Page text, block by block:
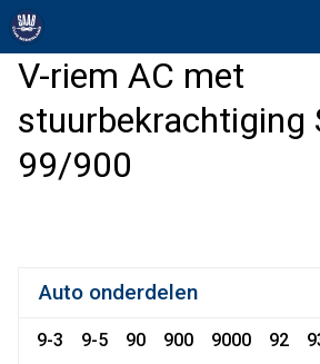
V-riem AC met
stuurbekrachtiging
99/900
Auto onderdelen
9-3 9-5 90 900 9000 92